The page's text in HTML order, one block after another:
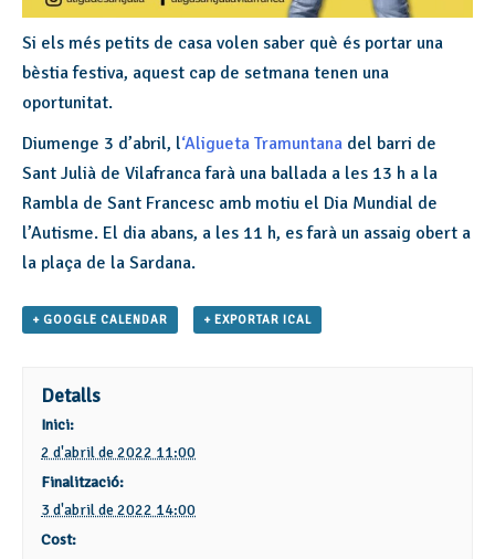
Si els més petits de casa volen saber què és portar una
bèstia festiva, aquest cap de setmana tenen una
oportunitat.
Diumenge 3 d’abril, l‘Aligueta Tramuntana del barri de
Sant Julià de Vilafranca farà una ballada a les 13 h a la
Rambla de Sant Francesc amb motiu el Dia Mundial de
l’Autisme. El dia abans, a les 11 h, es farà un assaig obert a
la plaça de la Sardana.
+ GOOGLE CALENDAR + EXPORTAR ICAL
Detalls
Inici:
2 d'abril de 2022 11:00
Finalització:
3 d'abril de 2022 14:00
Cost: